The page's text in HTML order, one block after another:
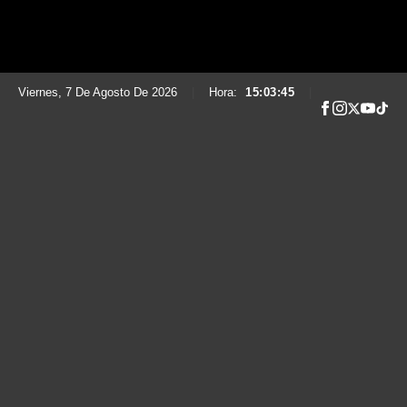
Viernes, 7 De Agosto De 2026 Hora: 15:03:46